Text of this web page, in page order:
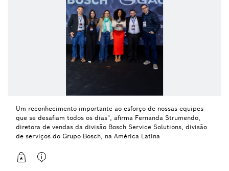
Um reconhecimento importante ao esforço de nossas equipes
que se desafiam todos os dias", afirma Fernanda Strumendo,
diretora de vendas da divisão Bosch Service Solutions, divisão
de serviços do Grupo Bosch, na América Latina